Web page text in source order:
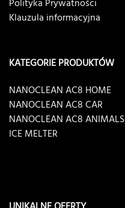
Polityka Prywatności
Klauzula informacyjna
KATEGORIE PRODUKTÓW
NANOCLEAN AC8 HOME
NANOCLEAN AC8 CAR
NANOCLEAN AC8 ANIMALS
ICE MELTER